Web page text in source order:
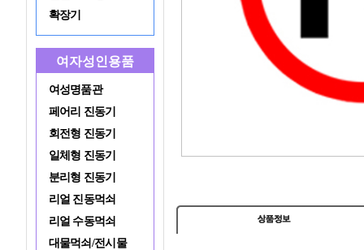
확장기
여자성인용품
여성명품관
페어리 진동기
회전형 진동기
일체형 진동기
분리형 진동기
리얼 진동먹쇠
리얼 수동먹쇠
대물먹쇠/전시물